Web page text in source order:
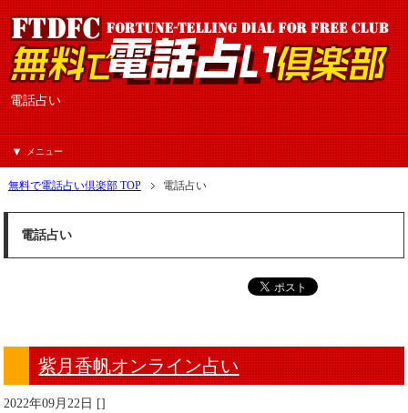
電話占い
メニュー
無料で電話占い倶楽部 TOP 電話占い
電話占い
紫月香帆オンライン占い
2022年09月22日 []